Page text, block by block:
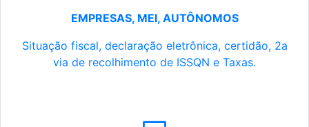
EMPRESAS, MEI, AUTÔNOMOS
Situação fiscal, declaração eletrônica, certidão, 2a
via de recolhimento de ISSQN e Taxas.